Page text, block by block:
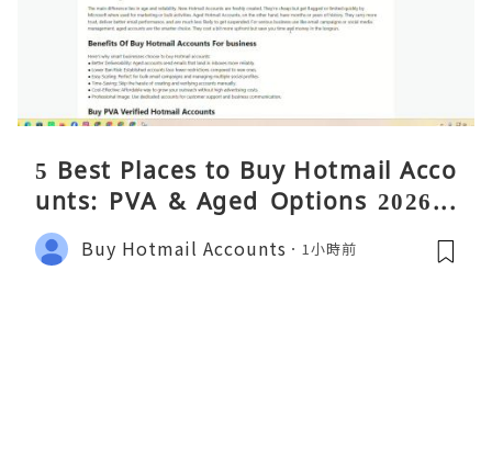
5 Best Places to Buy Hotmail Acco
unts: PVA & Aged Options 2026 –
Complete Reality Guide
Buy Hotmail Accounts 1小時前